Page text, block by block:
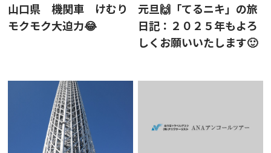
山口県 機関車 けむり
モクモク大迫力😂
元旦🙌「てるニキ」の旅
日記：２０２５年もよろ
しくお願いいたします🙂